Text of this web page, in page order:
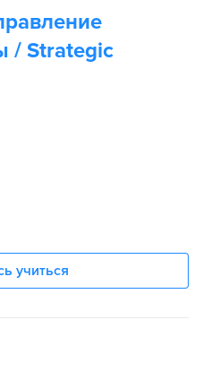
/ Strategic
учиться